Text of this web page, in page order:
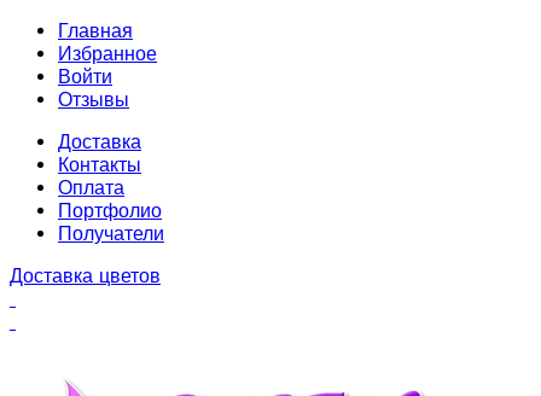
Главная
Избранное
Войти
Отзывы
Доставка
Контакты
Оплата
Портфолио
Получатели
Доставка цветов